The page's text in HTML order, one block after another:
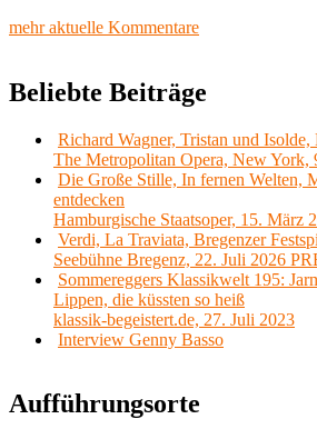
mehr aktuelle Kommentare
Beliebte Beiträge
Richard Wagner, Tristan und Isolde,
The Metropolitan Opera, New York,
Die Große Stille, In fernen Welten,
entdecken
Hamburgische Staatsoper, 15. März
Verdi, La Traviata, Bregenzer
Seebühne Bregenz, 22. Juli 2026
Sommereggers Klassikwelt 195:
Lippen, die küssten so heiß
klassik-begeistert.de, 27. Juli 2023
Interview Genny Basso
Aufführungsorte